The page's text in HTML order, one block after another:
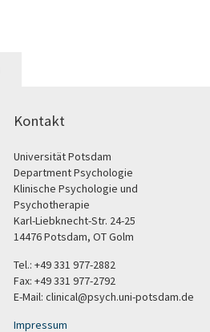
Kontakt
Universität Potsdam
Department Psychologie
Klinische Psychologie und
Psychotherapie
Karl-Liebknecht-Str. 24-25
14476 Potsdam, OT Golm
Tel.: +49 331 977-2882
Fax: +49 331 977-2792
E-Mail: clinical@psych.uni-potsdam.de
Impressum